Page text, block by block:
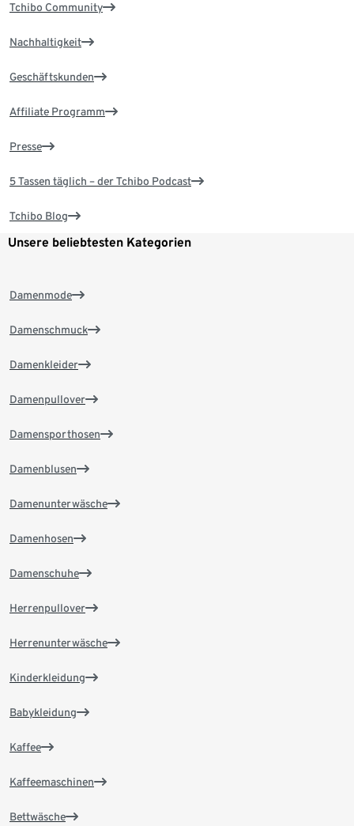
Tchibo Community
Nachhaltigkeit
Geschäftskunden
Affiliate Programm
Presse
5 Tassen täglich – der Tchibo Podcast
Tchibo Blog
Unsere beliebtesten Kategorien
Damenmode
Damenschmuck
Damenkleider
Damenpullover
Damensporthosen
Damenblusen
Damenunterwäsche
Damenhosen
Damenschuhe
Herrenpullover
Herrenunterwäsche
Kinderkleidung
Babykleidung
Kaffee
Kaffeemaschinen
Bettwäsche